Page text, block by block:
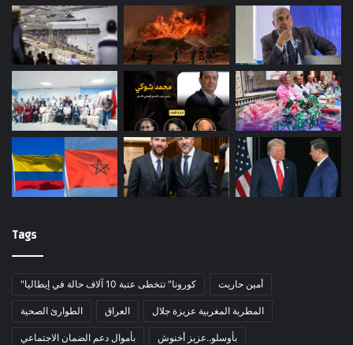
Tags
"كورونا" تتخطى عتبة 10 آلاف حالة في إيطاليا أمين حاريت
الطوارئ الصحية العراق المطربة المغربية عزيزة جلال
بأموال دعم الضمان الاجتماعي بأوسلو..عزيز أخنوش